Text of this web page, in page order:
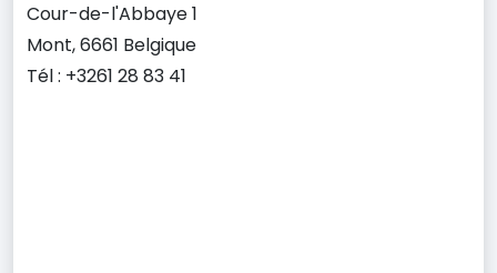
Cour-de-l'Abbaye 1
Mont, 6661 Belgique
Tél : +3261 28 83 41